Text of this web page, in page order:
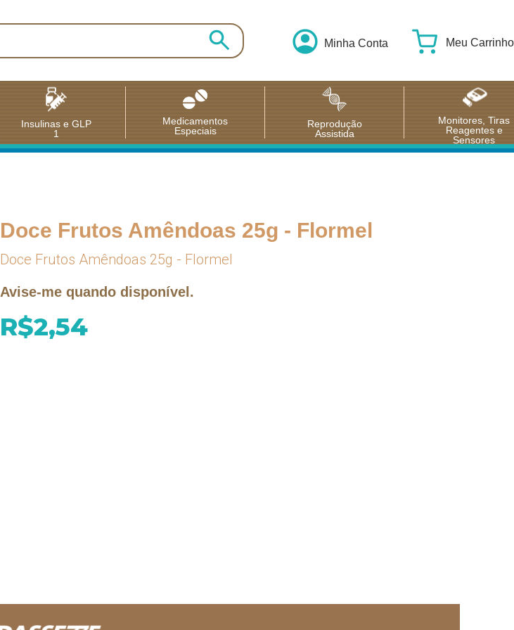
Minha Conta Meu Carrinho
Insulinas e GLP
1
Medicamentos
Especiais
Reprodução
Assistida
Monitores, Tiras
Reagentes e
Sensores
Doce Frutos Amêndoas 25g - Flormel
Doce Frutos Amêndoas 25g - Flormel
Avise-me quando disponível.
R$2,54